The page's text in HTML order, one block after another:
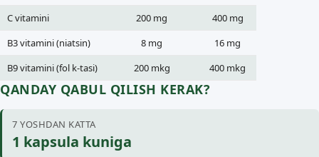
C vitamini
200 mg
400 mg
B3 vitamini (niatsin)
8 mg
16 mg
B9 vitamini (fol k-tasi)
200 mkg 400 mkg
QANDAY QABUL QILISH KERAK?
7 YOSHDAN KATTA
1 kapsula kuniga